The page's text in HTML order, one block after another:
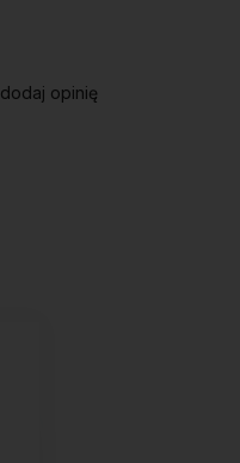
dodaj opinię